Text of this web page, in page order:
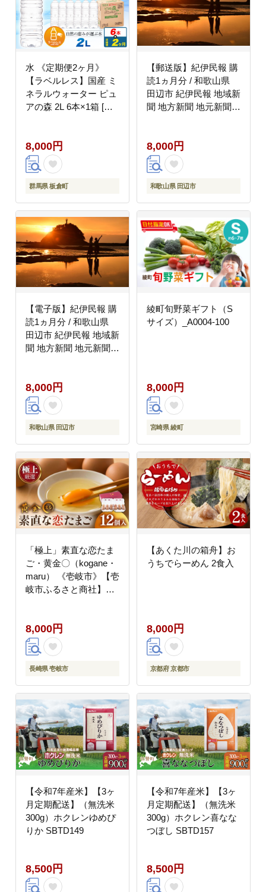
水 《定期便2ヶ月》
【ラベルレス】国産 ミ
ネラルウォーター ピュ
アの森 2L 6本×1箱 [ミ
ル ラベルレス 非加熱
高性能ろ過 お料理に 無
菌充填 2L 硝酸態窒素
亜硝酸態窒素 PFOS
8,000円
群馬県 板倉町
【郵送版】紀伊民報 購
読1ヵ月分 / 和歌山県
田辺市 紀伊民報 地域新
聞 地方新聞 地元新聞
料【kmp001-1-1】
8,000円
和歌山県 田辺市
【電子版】紀伊民報 購
読1ヵ月分 / 和歌山県
田辺市 紀伊民報 地域新
聞 地方新聞 地元新聞
料【kmp001-2-1】
8,000円
和歌山県 田辺市
綾町旬野菜ギフト（S
サイズ）_A0004-100
8,000円
宮崎県 綾町
「極上」素直な恋たま
ご・黄金〇（kogane・
maru） 《壱岐市》【壱
岐市ふるさと商社】
8,000円
長崎県 壱岐市
【あくた川の箱舟】お
うちでらーめん 2食入
8,000円
京都府 京都市
【令和7年産米】【3ヶ
月定期配送】（無洗米
300g）ホクレンゆめぴ
りか SBTD149
8,500円
【令和7年産米】【3ヶ
月定期配送】（無洗米
300g）ホクレン喜なな
つぼし SBTD157
8,500円